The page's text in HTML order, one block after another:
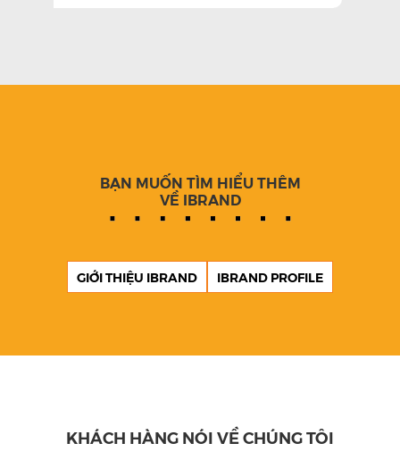
BẠN MUỐN TÌM HIỂU THÊM
VỀ IBRAND
GIỚI THIỆU IBRAND IBRAND PROFILE
KHÁCH HÀNG NÓI VỀ CHÚNG TÔI